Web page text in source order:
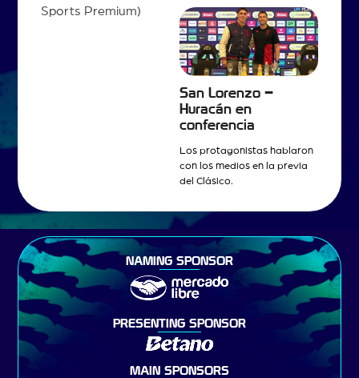
Sports Premium)
San Lorenzo –
Huracán en
conferencia
Los protagonistas hablaron
con los medios en la previa
del Clásico.
NAMING SPONSOR
PRESENTING SPONSOR
MAIN SPONSORS